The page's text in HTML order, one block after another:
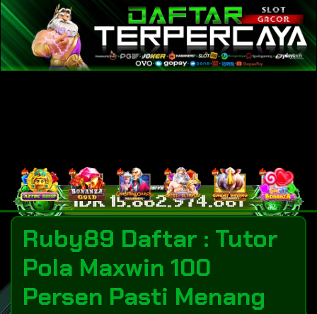
Ruby89 Daftar : Tutor
Pola Maxwin 100
Persen Pasti Menang